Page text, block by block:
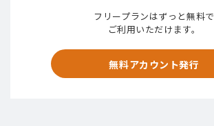
フリープランはずっと無料で
ご利用いただけます。
無料アカウント発行